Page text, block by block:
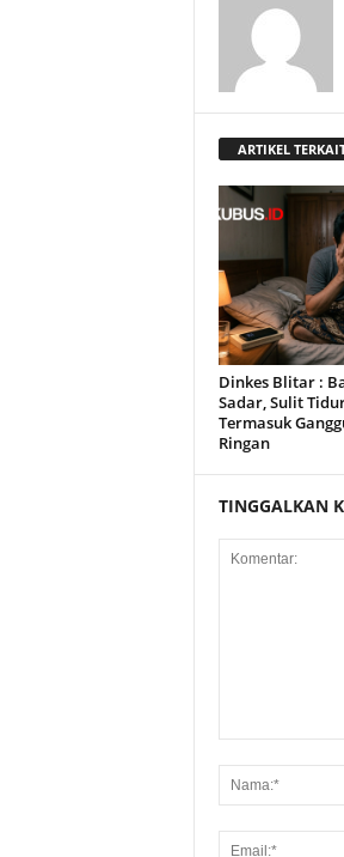
ARTIKEL
Dinkes Blitar :
Sadar, Sulit
Termasuk
Ringan
TINGGALKAN